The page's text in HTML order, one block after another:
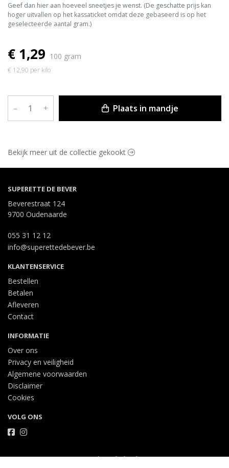
Geef dan hier aan hoeveel sneetjes je wenst. (De geschatte prijs kan
hoger uitvallen op het kassaticket omdat deze gebaseerd is op het
geselecteerde aantal gram.)
€ 1,29 100 gram
€ 12,90 per kilo
– + Plaats in mandje
Bekijk meer uit de collectie gekookt
SUPERETTE DE BEVER
Beverestraat 124
9700 Oudenaarde
055 31 12 12
info@superettedebever.be
KLANTENSERVICE
Bestellen
Betalen
Afleveren
Contact
INFORMATIE
Over ons
Privacy en veiligheid
Algemene voorwaarden
Disclaimer
Cookies
VOLG ONS
Taal